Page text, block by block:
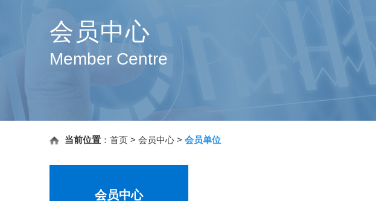
会员中心
Member Centre
当前位置 ： 首页 > 会员中心 > 会员单位
会员中心